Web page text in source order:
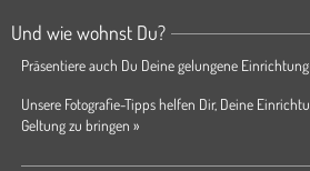
Und wie wohnst Du?
Präsentiere auch Du Deine gelungene
Unsere Fotografie-Tipps helfen Dir, Deine
Geltung zu bringen »